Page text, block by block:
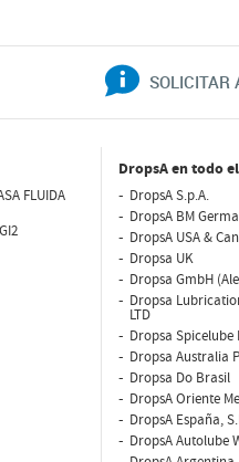
SOLICITAR
FLUIDA
DropsA en todo
DropsA S.p.A.
DropsA BM
DropsA USA &
Dropsa UK
Dropsa GmbH
Dropsa
LTD
Dropsa Spicelube
Dropsa Australia
Dropsa Do Brasil
DropsA Oriente
DropsA España,
DropsA Autolube